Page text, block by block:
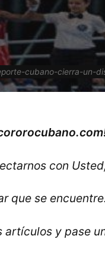
cubano-cierra-un-
con
que se encuentre.
artículos y pase